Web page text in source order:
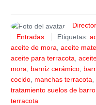
Entradas
Etiquetas:
aceite de mora aceite
aceite para terracota
mora
barniz cerámico
cocido manchas terracota
tratamiento suelos de barro
terracota